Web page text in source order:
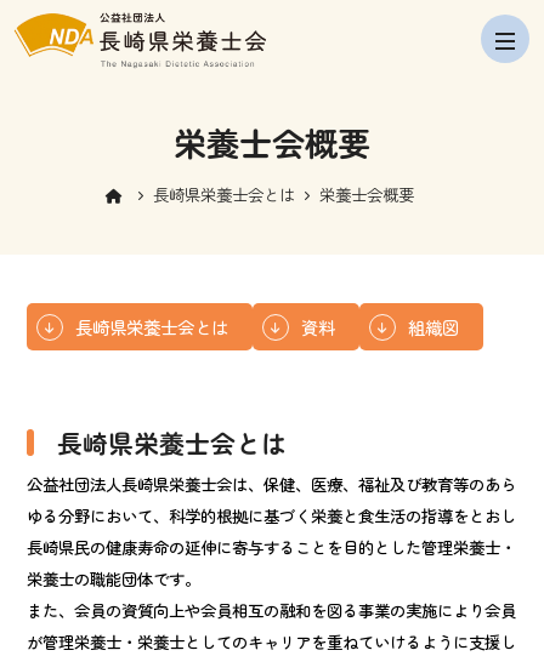
栄養士会概要
長崎県栄養士会とは 栄養士会概要
長崎県栄養士会とは 資料 組織図
長崎県栄養士会とは
公益社団法人長崎県栄養士会は、保健、医療、福祉及び教育等のあら
ゆる分野において、科学的根拠に基づく栄養と食生活の指導をとおし
長崎県民の健康寿命の延伸に寄与することを目的とした管理栄養士・
栄養士の職能団体です。
また、会員の資質向上や会員相互の融和を図る事業の実施により会員
が管理栄養士・栄養士としてのキャリアを重ねていけるように支援し